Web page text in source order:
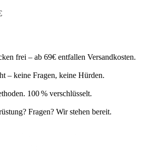
frei – ab 69€ entfallen Versandkosten.
– keine Fragen, keine Hürden.
100 % verschlüsselt.
Fragen? Wir stehen bereit.